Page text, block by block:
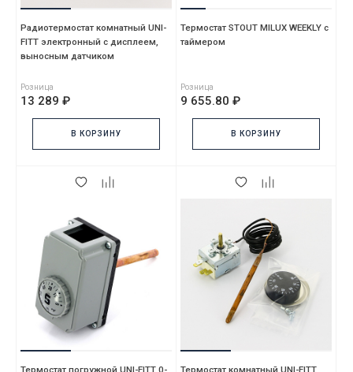
Радиотермостат комнатный UNI-
FITT электронный с дисплеем,
выносным датчиком
Розница
13 289 ₽
В КОРЗИНУ
Термостат STOUT MILUX WEEKLY с
таймером
Розница
9 655.80 ₽
В КОРЗИНУ
Термостат погружной UNI-FITT 0-
Термостат комнатный UNI-FITT